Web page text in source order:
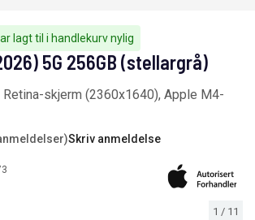
lagt til i handlekurv nylig
1 / 11
5G 256GB (stellargrå)
Retina-skjerm (2360x1640), Apple M4-
Skriv anmeldelse